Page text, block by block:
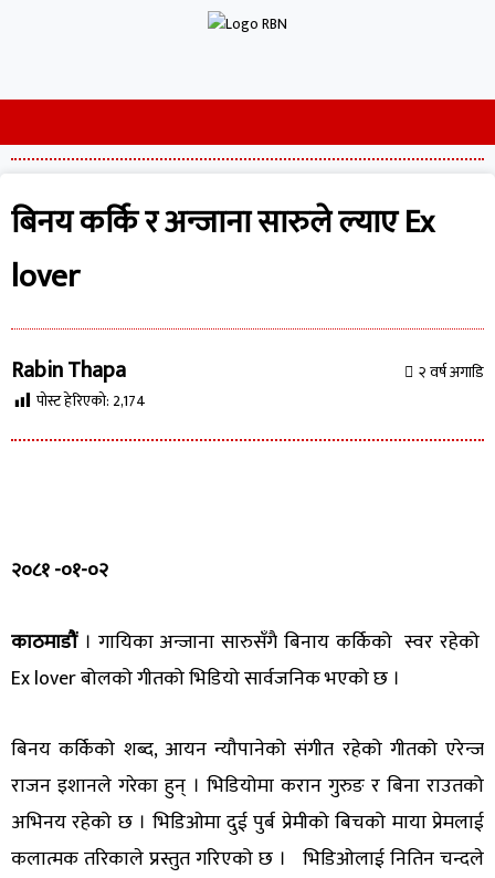
बिनय कर्कि र अन्जाना सारुले ल्याए Ex
lover
Rabin Thapa २ वर्ष अगाडि
पोस्ट हेरिएको: 2,174
२०८१ -०१-०२
काठमाडौं। गायिका अन्जाना सारुसँगै बिनाय कर्किको स्वर रहेको
Ex lover बोलको गीतको भिडियो सार्वजनिक भएको छ ।
बिनय कर्किको शब्द, आयन न्यौपानेको संगीत रहेको गीतको एरेन्ज
राजन इशानले गरेका हुन् । भिडियोमा करान गुरुङ र बिना राउतको
अभिनय रहेको छ । भिडिओमा दुई पुर्ब प्रेमीको बिचको माया प्रेमलाई
कलात्मक तरिकाले प्रस्तुत गरिएको छ । भिडिओलाई नितिन चन्दले